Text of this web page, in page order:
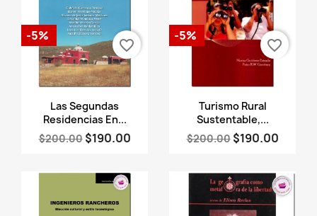
Vista rápida
Las Segundas
Residencias En...
$200.00 $190.00
-5%
favorite_border
Vista rápida
Turismo Rural
Sustentable,...
$200.00 $190.00
-5%
favorite_border